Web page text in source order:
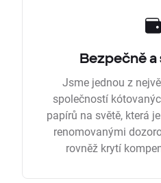
Bezpečně
Jsme jednou z
společností
papírů na světě, která
renomovanými
rovněž krytí